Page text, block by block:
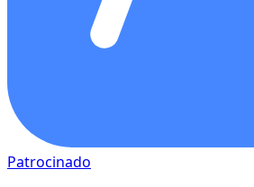
Patrocinado